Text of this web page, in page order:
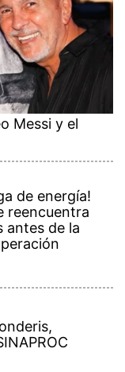
Messi y el
de energía!
reencuentra
antes de la